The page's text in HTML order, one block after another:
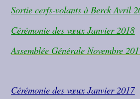
Sortie cerfs-volants à Berck Avril
Cérémonie des vœux Janvier 2018
Assemblée Générale Novembre
Cérémonie des vœux Janvier 2017